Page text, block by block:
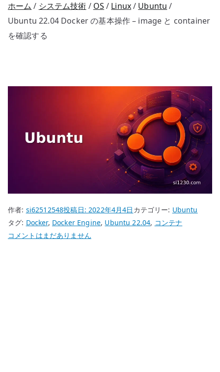
ホーム システム技術 OS Linux
Ubuntu
Ubuntu 22.04 Docker の基本操作 – image と container
を確認する
作者: si62512548投稿日:2022年4月4日 カテゴリー: Ubuntu
タグ: Docker, Docker Engine, Ubuntu 22.04, コンテナ
Ubuntu
コメントはまだありません